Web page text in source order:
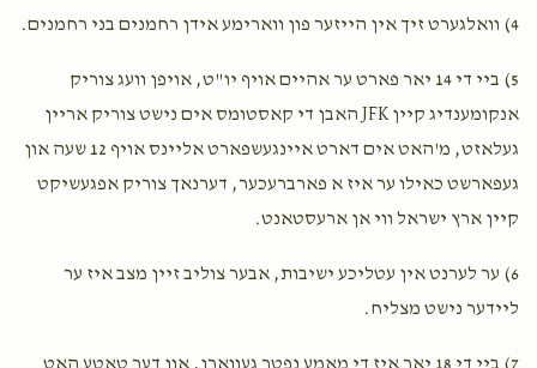
צבי שליט"א
4) וואלגערט זיך אין הייזער פון ווארימע אידן רחמנים בני רחמנים.
5) ביי די 14 יאר פארט ער אהיים אויף יו"ט, אויפן וועג צוריק
אנקומענדיג קיין JFK האבן די קאסטומס אים נישט צוריק אריין
געלאזט, מ'האט אים דארט איינגעשפארט אליינס אויף 12 שעה און
געפארשט כאילו ער איז א פארברעכער, דערנאך צוריק אפגעשיקט
קיין ארץ ישראל ווי אן ארעסטאנט.
6) ער לערנט אין עטליכע ישיבות, אבער צוליב זיין מצב איז ער
ליידער נישט מצליח.